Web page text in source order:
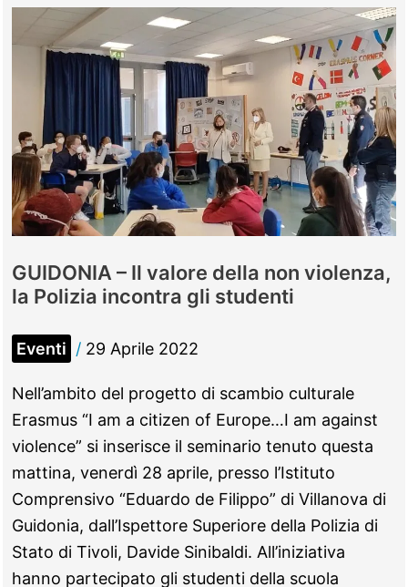
Commissario
Capo
in
pensione
GUIDONIA – Il valore della non violenza,
la Polizia incontra gli studenti
Eventi / 29 Aprile 2022
Nell’ambito del progetto di scambio culturale
Erasmus “I am a citizen of Europe…I am against
violence” si inserisce il seminario tenuto questa
mattina, venerdì 28 aprile, presso l’Istituto
Comprensivo “Eduardo de Filippo” di Villanova di
Guidonia, dall’Ispettore Superiore della Polizia di
Stato di Tivoli, Davide Sinibaldi. All’iniziativa
hanno partecipato gli studenti della scuola